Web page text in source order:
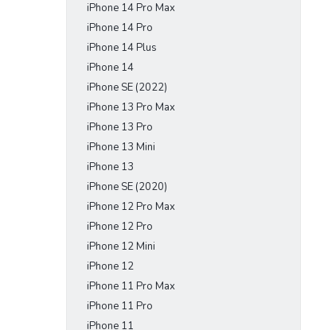
iPhone 14 Pro Max
iPhone 14 Pro
iPhone 14 Plus
iPhone 14
iPhone SE (2022)
iPhone 13 Pro Max
iPhone 13 Pro
iPhone 13 Mini
iPhone 13
iPhone SE (2020)
iPhone 12 Pro Max
iPhone 12 Pro
iPhone 12 Mini
iPhone 12
iPhone 11 Pro Max
iPhone 11 Pro
iPhone 11